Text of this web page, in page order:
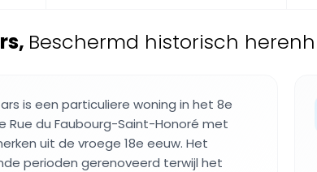
, Beschermd historisch
is een particuliere woning in het 8e
Rue du Faubourg-Saint-Honoré met
uit de vroege 18e eeuw. Het
perioden gerenoveerd terwijl het